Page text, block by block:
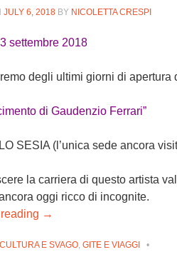
JULY 6, 2018 BY NICOLETTA CRESPI
settembre 2018
degli ultimi giorni di apertura
di Gaudenzio Ferrari”
SESIA (l’unica sede ancora
la carriera di questo artista
oggi ricco di incognite.
→
CULTURA E SVAGO GITE E VIAGGI •